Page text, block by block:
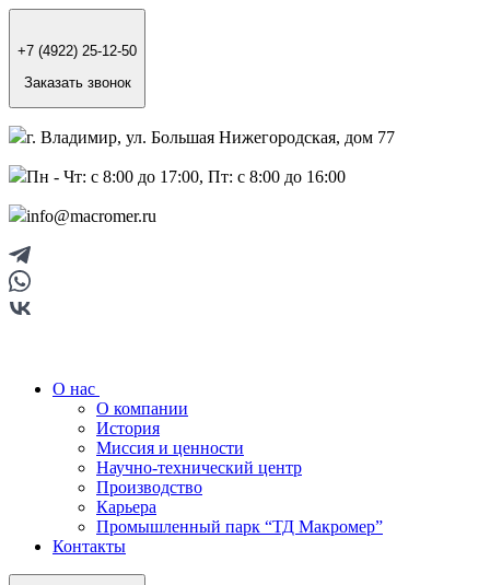
+7 (4922) 25-12-50
Заказать звонок
г. Владимир, ул. Большая Нижегородская, дом 77
Пн - Чт: с 8:00 до 17:00, Пт: с 8:00 до 16:00
info@macromer.ru
О нас
О компании
История
Миссия и ценности
Научно-технический центр
Производство
Карьера
Промышленный парк “ТД Макромер”
Контакты